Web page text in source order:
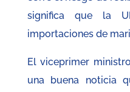
significa que la
importaciones de
El viceprimer
una buena noticia